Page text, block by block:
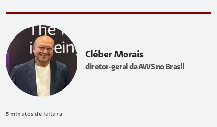
Cléber Morais
diretor-geral da AWS no Brasil
5 minutos de leitura